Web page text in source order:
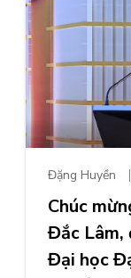
Đặng Huyền
Chúc
Đắc Lâm,
Đại học